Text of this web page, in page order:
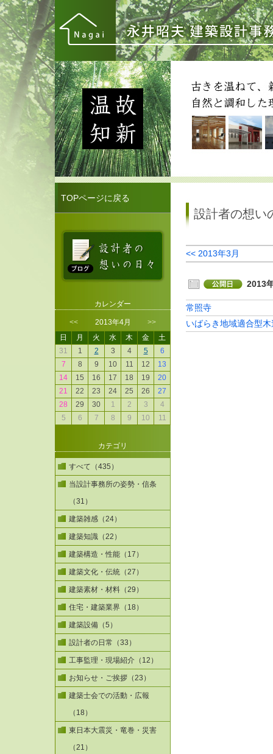
TOPページに戻る
カレンダー
<< 2013年4月
>>
日
月 火 水 木 金
土
31
1 2 3 4 5
6
7
8 9 10 11 12
13
14
15 16 17 18 19
20
21
22 23 24 25 26
27
28
29 30 1 2 3
4
5
6 7 8 9 10 11
カテゴリ
すべて（435）
当設計事務所の姿勢・信条
（31）
建築雑感（24）
建築知識（22）
建築構造・性能（17）
建築文化・伝統（27）
建築素材・材料（29）
住宅・建築業界（18）
建築設備（5）
設計者の日常（33）
工事監理・現場紹介（12）
お知らせ・ご挨拶（23）
建築士会での活動・広報
（18）
東日本大震災・竜巻・災害
（21）
設計者の想い
<< 2013年3月
2013
常照寺
いばらき地域適合型